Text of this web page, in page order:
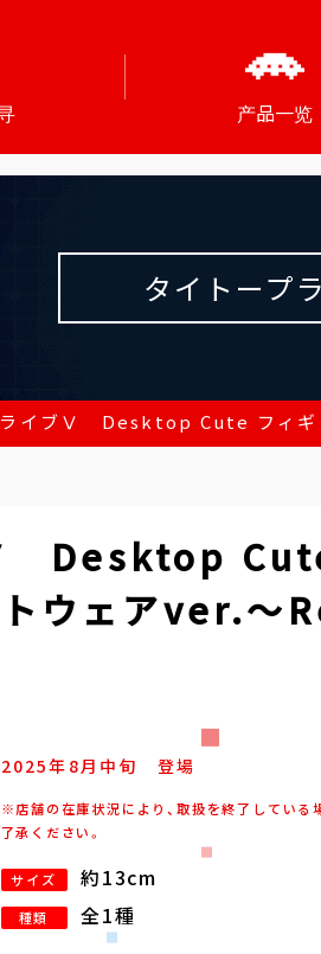
产品一览
タイトープ
ライブⅤ Desktop Cute フィ
Ⅴ Desktop
ウェアver.～
2025年 8月 中旬 登場
※店舗の在庫状況により、取扱を終了している
了承ください。
サイズ 約13cm
種類 全1種